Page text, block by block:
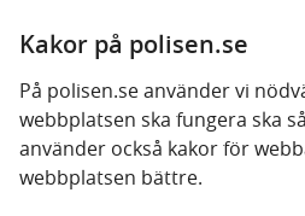
Kakor på polisen.se
På polisen.se använder vi
webbplatsen ska fungera ska
använder också kakor för
webbplatsen bättre.